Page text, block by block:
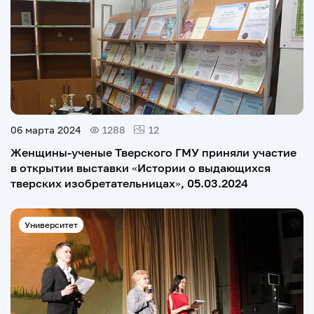
06 марта 2024 1288 12
Женщины-ученые Тверского ГМУ приняли участие
в открытии выставки «Истории о выдающихся
тверских изобретательницах», 05.03.2024
Университет